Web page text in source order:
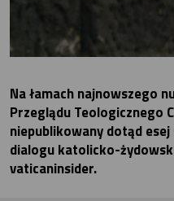
Na łamach najnowszego
Przeglądu Teologicznego
niepublikowany dotąd
dialogu katolicko-
vaticaninsider.